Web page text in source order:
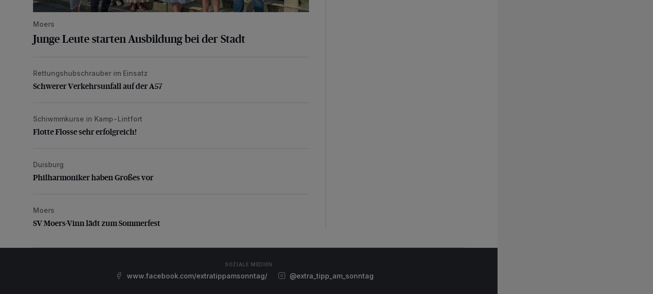
Moers
Junge Leute starten Ausbildung bei der Stadt
Schwerer Verkehrsunfall auf der A57
Rettungshubschrauber im Einsatz
Schwerer Verkehrsunfall auf der A57
Flotte Flosse sehr erfolgreich!
Schiwmmkurse in Kamp-Lintfort
Flotte Flosse sehr erfolgreich!
Philharmoniker haben Großes vor
Duisburg
Philharmoniker haben Großes vor
SV Moers-Vinn lädt zum Sommerfest
Moers
SV Moers-Vinn lädt zum Sommerfest
SOZIALE MEDIEN
www.facebook.com/extratippamsonntag/ @extra_tipp_am_sonntag